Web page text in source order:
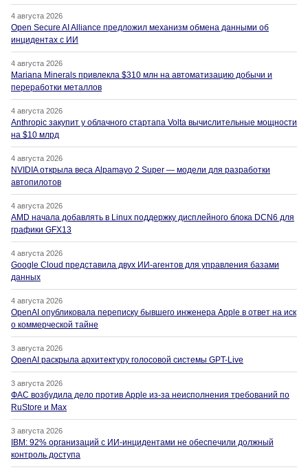
4 августа 2026
Open Secure AI Alliance предложил механизм обмена данными об
инцидентах с ИИ
4 августа 2026
Mariana Minerals привлекла $310 млн на автоматизацию добычи и
переработки металлов
4 августа 2026
Anthropic закупит у облачного стартапа Volta вычислительные мощности
на $10 млрд
4 августа 2026
NVIDIA открыла веса Alpamayo 2 Super — модели для разработки
автопилотов
4 августа 2026
AMD начала добавлять в Linux поддержку дисплейного блока DCN6 для
графики GFX13
4 августа 2026
Google Cloud представила двух ИИ-агентов для управления базами
данных
4 августа 2026
OpenAI опубликовала переписку бывшего инженера Apple в ответ на иск
о коммерческой тайне
3 августа 2026
OpenAI раскрыла архитектуру голосовой системы GPT-Live
3 августа 2026
ФАС возбудила дело против Apple из-за неисполнения требований по
RuStore и Max
3 августа 2026
IBM: 92% организаций с ИИ-инцидентами не обеспечили должный
контроль доступа